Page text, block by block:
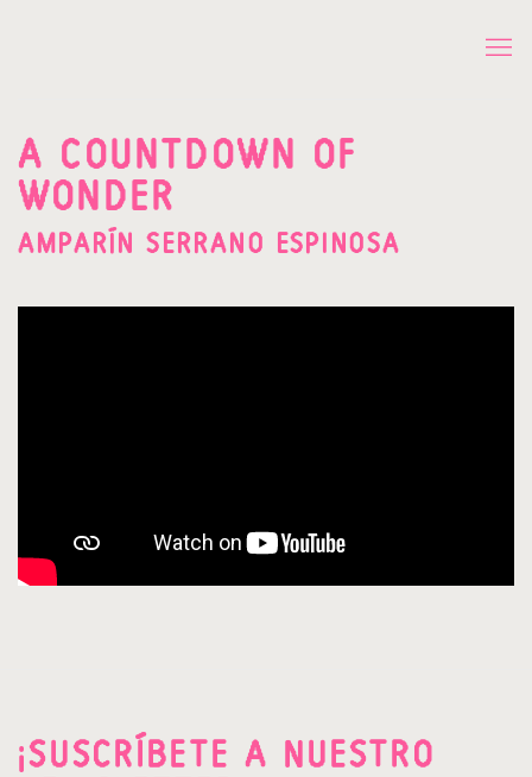
A COUNTDOWN OF
WONDER
AMPARÍN SERRANO ESPINOSA
¡SUSCRÍBETE A NUESTRO